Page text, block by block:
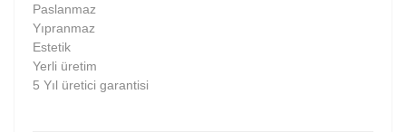
Paslanmaz
Yıpranmaz
Estetik
Yerli üretim
5 Yıl üretici garantisi